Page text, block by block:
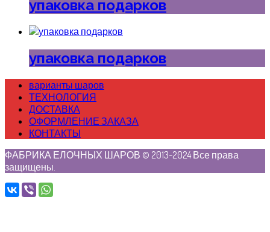
упаковка подарков
упаковка подарков
варианты шаров
ТЕХНОЛОГИЯ
ДОСТАВКА
ОФОРМЛЕНИЕ ЗАКАЗА
КОНТАКТЫ
ФАБРИКА ЕЛОЧНЫХ ШАРОВ © 2013-2024 Все права
защищены.